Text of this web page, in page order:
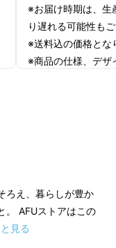
※お届け時期は、生
り遅れる可能性も
※送料込の価格とな
※商品の仕様、デザ
ろえ、暮らしが豊か
。 AFUストアはこの
見る